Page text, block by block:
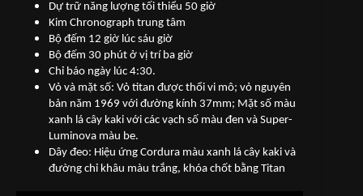
Dự trữ năng lượng tối thiểu 50 giờ
Kim Chronograph trung tâm
Bộ đếm 12 giờ lúc sáu giờ
Bộ đếm 30 phút ở vị trí ba giờ
Chỉ báo ngày lúc 4:30.
Vỏ và mặt số: Vỏ titan được thổi vi mô; vỏ nguyên
bản năm 1969 với đường kính 37mm; Mặt số màu
xanh lá cây kaki với các vạch số màu đen và Super-
Luminova màu be.
Dây đeo: Hiệu ứng Cordura màu xanh lá cây kaki và
đường chỉ khâu màu trắng, khóa chốt bằng Titan